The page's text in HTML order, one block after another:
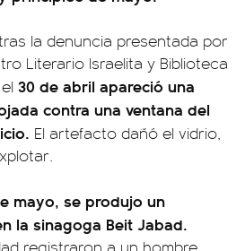
la denuncia presentada por
Literario Israelita y Biblioteca
30 de abril apareció una
contra una ventana del
El artefacto dañó el vidrio,
mayo, se produjo un
la sinagoga Beit Jabad.
registraron a un hombre